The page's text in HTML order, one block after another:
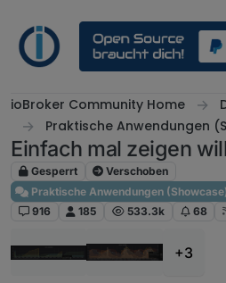
ioBroker Community Home
Praktische Anwendungen
Einfach mal zeigen
Gesperrt
Verschoben
Praktische Anwendungen
916
185 533.3k 68
+3